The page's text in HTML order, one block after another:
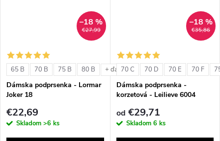
€27,99
–18 %
65 B 70 B 75 B 80 B + ďalšie
Dámska podprsenka - Lormar
Joker 18
€22,69
Skladom >6 ks
€35,86
–18 %
70 C 70 D 70 E 70 F
Dámska podprsenka -
korzetová - Leilieve 6004
od €29,71
Skladom 6 ks